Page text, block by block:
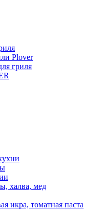
Plover
гриля
халва, мед
икра, томатная паста